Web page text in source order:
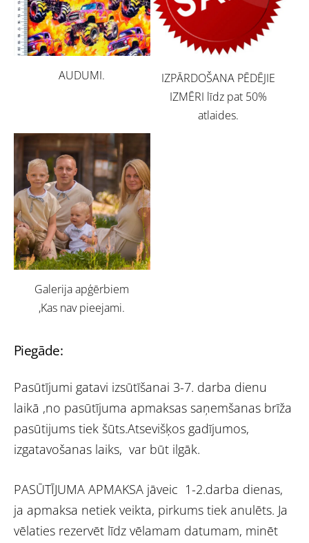
Piegāde:
Pasūtījumi gatavi izsūtīšanai 3-7. darba dienu
laikā ,no pasūtījuma apmaksas saņemšanas brīža
pasūtijums tiek šūts.Atsevišķos gadījumos,
izgatavošanas laiks, var būt ilgāk.
PASŪTĪJUMA APMAKSA jāveic 1-2.darba dienas,
ja apmaksa netiek veikta, pirkums tiek anulēts. Ja
vēlaties rezervēt līdz vēlamam datumam, minēt
AUDUMI.
IZPĀRDOŠANA PĒDĒJIE
IZMĒRI līdz pat 50%
atlaides.
Galerija apģērbiem
,Kas nav pieejami.